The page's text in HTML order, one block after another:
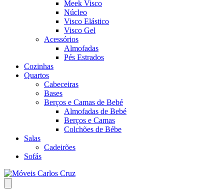
Meek Visco
Núcleo
Visco Elástico
Visco Gel
Acessórios
Almofadas
Pés Estrados
Cozinhas
Quartos
Cabeceiras
Bases
Berços e Camas de Bebé
Almofadas de Bebé
Berços e Camas
Colchões de Bébe
Salas
Cadeirões
Sofás